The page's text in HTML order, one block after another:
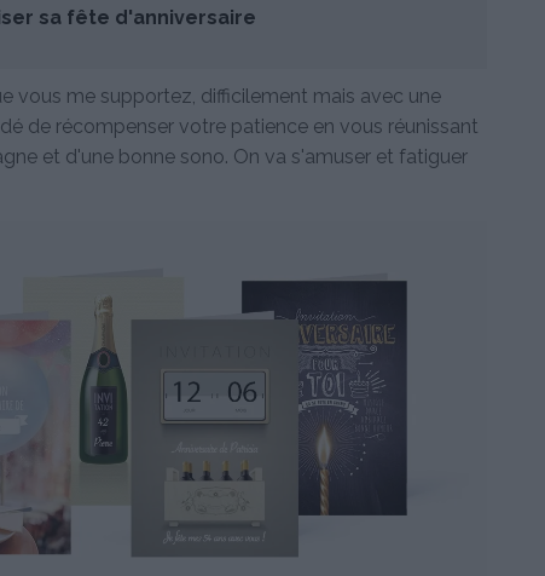
sa fête d'anniversaire
vous me supportez, difficilement mais avec une
de récompenser votre patience en vous réunissant
et d'une bonne sono. On va s'amuser et fatiguer